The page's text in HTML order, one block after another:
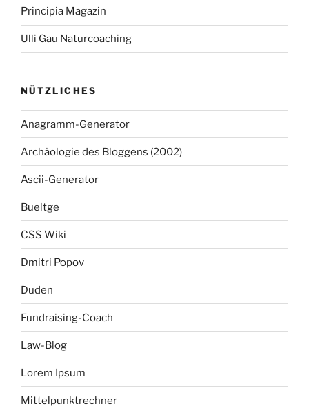
Principia Magazin
Ulli Gau Naturcoaching
NÜTZLICHES
Anagramm-Generator
Archäologie des Bloggens (2002)
Ascii-Generator
Bueltge
CSS Wiki
Dmitri Popov
Duden
Fundraising-Coach
Law-Blog
Lorem Ipsum
Mittelpunktrechner